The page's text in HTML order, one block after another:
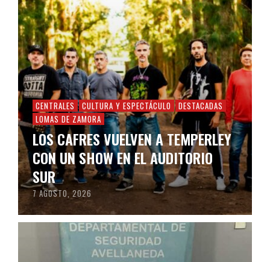
CENTRALES CULTURA Y ESPECTÁCULO
DESTACADAS
LOMAS DE ZAMORA
LOS CAFRES VUELVEN A TEMPERLEY
CON UN SHOW EN EL AUDITORIO
SUR
7 AGOSTO, 2026